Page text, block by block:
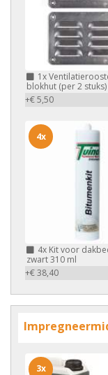
1x
blokhut (per 2 stuks)
+€ 5,50
4x Kit voor
zwart 310 ml
+€ 38,40
4x
3x